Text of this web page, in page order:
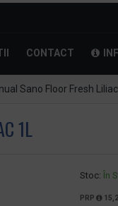
CONTACT
Sano Floor Fresh Liliac
1L
Stoc: În
PRP